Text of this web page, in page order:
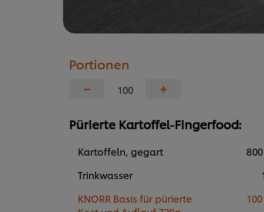
Portionen
−
+
Pürierte Kartoffel-Fingerfood:
Kartoffeln, gegart
Trinkwasser
KNORR Basis für pürierte